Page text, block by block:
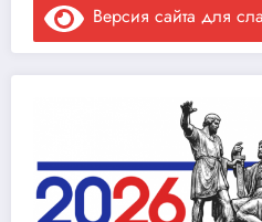
Версия сайта для